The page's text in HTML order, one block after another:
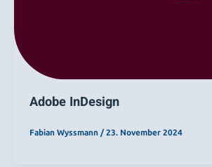
Adobe InDesign
Fabian Wyssmann / 23. November 2024